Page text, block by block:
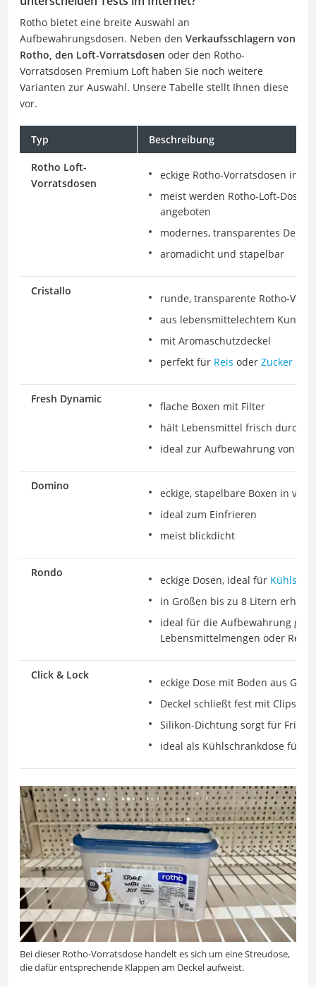
Rotho bietet eine breite Auswahl an
Aufbewahrungsdosen. Neben den Verkaufsschlagern von
Rotho, den Loft-Vorratsdosen oder den Rotho-
Vorratsdosen Premium Loft haben Sie noch weitere
Varianten zur Auswahl. Unsere Tabelle stellt Ihnen diese
vor.
Typ Beschreibung
Rotho Loft-
Vorratsdosen
eckige Rotho-Vorratsdosen in
meist werden Rotho-Loft-Dosen
angeboten
modernes, transparentes
aromadicht und stapelbar
Cristallo
runde, transparente Rotho-
aus lebensmittelechtem
mit Aromaschutzdeckel
perfekt für Reis oder Zucker
Fresh Dynamic
flache Boxen mit Filter
hält Lebensmittel frisch durch
ideal zur Aufbewahrung von
Domino
eckige, stapelbare Boxen in
ideal zum Einfrieren
meist blickdicht
Rondo
eckige Dosen, ideal für
in Größen bis zu 8 Litern
ideal für die Aufbewahrung
Lebensmittelmengen oder Reste
Click & Lock
eckige Dose mit Boden aus Glas
Deckel schließt fest mit Clips
Silikon-Dichtung sorgt für
ideal als Kühlschrankdose für
Bei dieser Rotho-Vorratsdose handelt es sich um eine Streudose,
die dafür entsprechende Klappen am Deckel aufweist.